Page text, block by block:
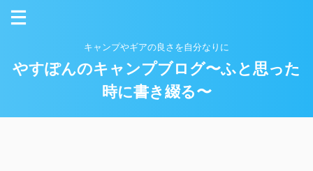
キャンプやギアの良さを自分なりに
やすぽんのキャンプブログ〜ふと思った
時に書き綴る〜